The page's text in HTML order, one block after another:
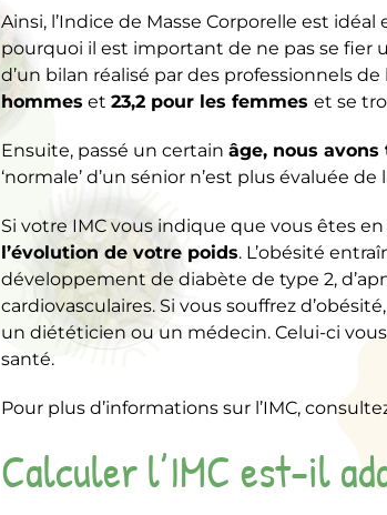
Ainsi, l’Indice de Masse Corporelle est idéal
pourquoi il est important de ne pas se fier
d’un bilan réalisé par des professionnels
hommes et 23,2 pour les femmes et se
Ensuite, passé un certain âge, nous
‘normale’ d’un sénior n’est plus évaluée
Si votre IMC vous indique que vous êtes
l’évolution de votre poids. L’obésité
développement de diabète de type 2,
cardiovasculaires. Si vous souffrez
un diététicien ou un médecin. Celui-ci
santé.
Pour plus d’informations sur l’IMC,
Calculer l’IMC est-il